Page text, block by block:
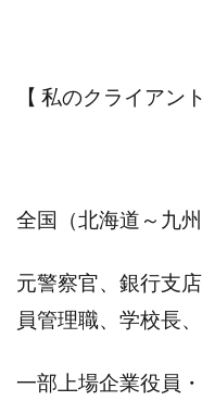
【 私のクライアン
全国（北海道～九州
元警察官、銀行支
員管理職、学校長
一部上場企業役員